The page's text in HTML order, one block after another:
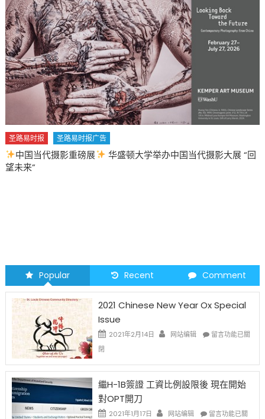
圣路易时报 圣路易时报广告
中国当代摄影重磅展
华盛顿大学举办中国当代摄影大展 “回
望未来”
Popular Recent Comment
2021 Chinese New Year Ox Special
Issue
2021年2月14日 网站编辑
在
New
Ox
Issue〉
留言功能已關
閉
繼H-1B簽證 工資比例設限後 現在開始
對OPT開刀
2021年1月17日 网站编辑
在
留言功能已關